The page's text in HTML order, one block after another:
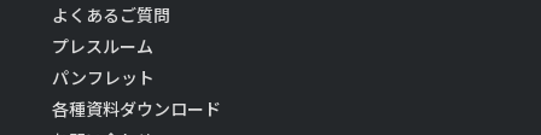
よくあるご質問
プレスルーム
パンフレット
各種資料ダウンロード